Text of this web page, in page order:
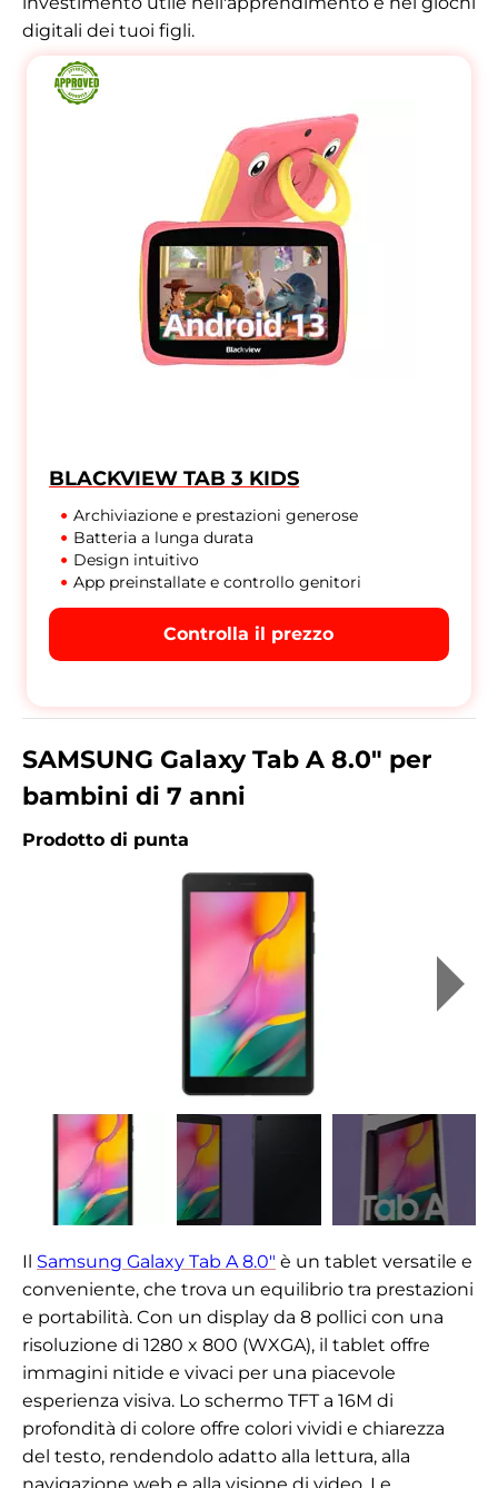
digitali dei tuoi figli.
BLACKVIEW TAB 3 KIDS
Archiviazione e prestazioni generose
Batteria a lunga durata
Design intuitivo
App preinstallate e controllo genitori
Controlla il prezzo
SAMSUNG Galaxy Tab A 8.0" per
bambini di 7 anni
Prodotto di punta
Il Samsung Galaxy Tab A 8.0" è un tablet versatile e
conveniente, che trova un equilibrio tra prestazioni
e portabilità. Con un display da 8 pollici con una
risoluzione di 1280 x 800 (WXGA), il tablet offre
immagini nitide e vivaci per una piacevole
esperienza visiva. Lo schermo TFT a 16M di
profondità di colore offre colori vividi e chiarezza
del testo, rendendolo adatto alla lettura, alla
navigazione web e alla visione di video. Le